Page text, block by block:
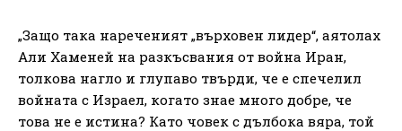
„Защо така нареченият „върховен лидер“, аятолах
Али Хаменей на разкъсвания от война Иран,
толкова нагло и глупаво твърди, че е спечелил
войната с Израел, когато знае много добре, че
това не е истина? Като човек с дълбока вяра, той